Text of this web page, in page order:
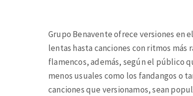
Grupo Benavente ofrece versiones en
lentas hasta canciones con ritmos
flamencos, además, según el público
menos usuales como los fandangos o
canciones que versionamos, sean